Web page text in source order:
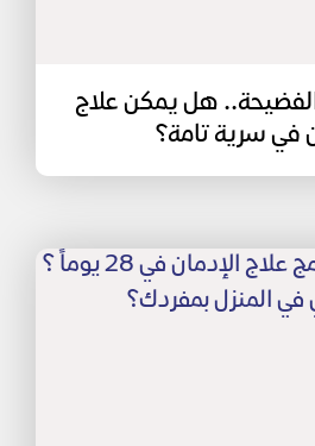
هل يمكن علاج
في سرية تامة؟